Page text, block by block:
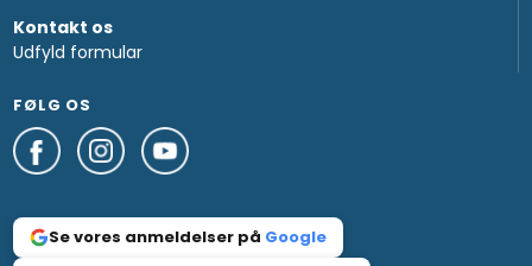
Kontakt os
Udfyld formular
FØLG OS
Se vores anmeldelser på Google